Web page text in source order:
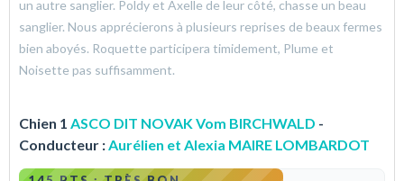
un autre sanglier. Poldy et Axelle de leur côté, chasse un beau
sanglier. Nous apprécierons à plusieurs reprises de beaux fermes
bien aboyés. Roquette participera timidement, Plume et
Noisette pas suffisamment.
Chien 1 ASCO DIT NOVAK Vom BIRCHWALD -
Conducteur :Aurélien et Alexia MAIRE LOMBARDOT